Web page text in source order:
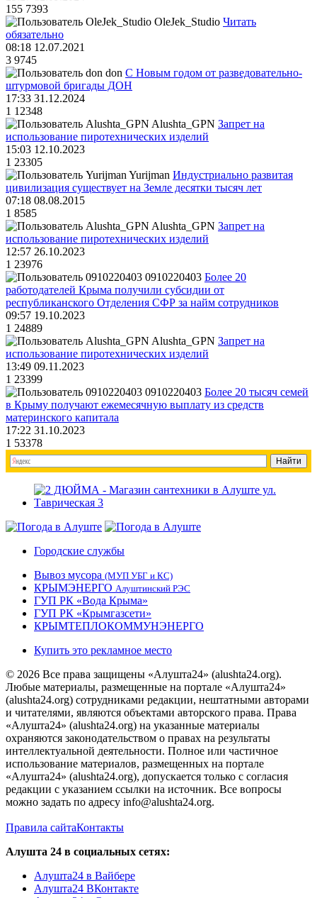
155 7393
OleJek_Studio Читать
обязательно
08:18 12.07.2021
3 9745
don С Новым годом от разведовательно-
штурмовой бригады ДОН
17:33 31.12.2024
1 12348
Alushta_GPN Запрет на
использование пиротехнических изделий
15:03 12.10.2023
1 23305
Yurijman Индустриально развитая
цивилизация существует на Земле десятки тысяч лет
07:18 08.08.2015
1 8585
Alushta_GPN Запрет на
использование пиротехнических изделий
12:57 26.10.2023
1 23976
0910220403 Более 20
работодателей Крыма получили субсидии от
республиканского Отделения СФР за найм сотрудников
09:57 19.10.2023
1 24889
Alushta_GPN Запрет на
использование пиротехнических изделий
13:49 09.11.2023
1 23399
0910220403 Более 20 тысяч семей
в Крыму получают ежемесячную выплату из средств
материнского капитала
17:22 31.10.2023
1 53378
Городские службы
Вывоз мусора (МУП УБГ и КС)
КРЫМЭНЕРГО Алуштинский РЭС
ГУП РК «Вода Крыма»
ГУП РК «Крымгазсети»
КРЫМТЕПЛОКОММУНЭНЕРГО
Купить это рекламное место
© 2026 Все права защищены «Алушта24» (alushta24.org).
Любые материалы, размещенные на портале «Алушта24»
(alushta24.org) сотрудниками редакции, нештатными авторами
и читателями, являются объектами авторского права. Права
«Алушта24» (alushta24.org) на указанные материалы
охраняются законодательством о правах на результаты
интеллектуальной деятельности. Полное или частичное
использование материалов, размещенных на портале
«Алушта24» (alushta24.org), допускается только с согласия
редакции с указанием ссылки на источник. Все вопросы
можно задать по адресу info@alushta24.org.
Правила сайтаКонтакты
Алушта 24 в социальных сетях:
Алушта24 в Вайбере
Алушта24 ВКонтакте